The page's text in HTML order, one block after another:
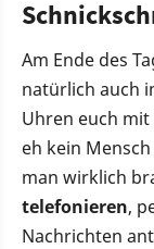
Am Ende des
natürlich auch
Uhren euch
eh kein
man wirklich
telefonieren,
Nachrichten